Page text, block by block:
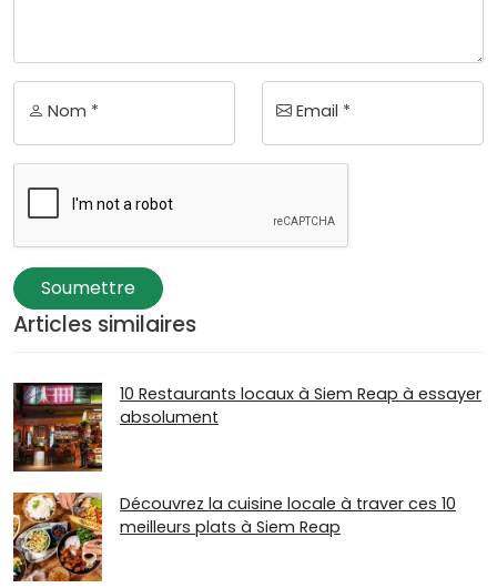
Nom * Email *
Soumettre
Articles similaires
10 Restaurants locaux à Siem Reap à essayer
absolument
Découvrez la cuisine locale à traver ces 10
meilleurs plats à Siem Reap